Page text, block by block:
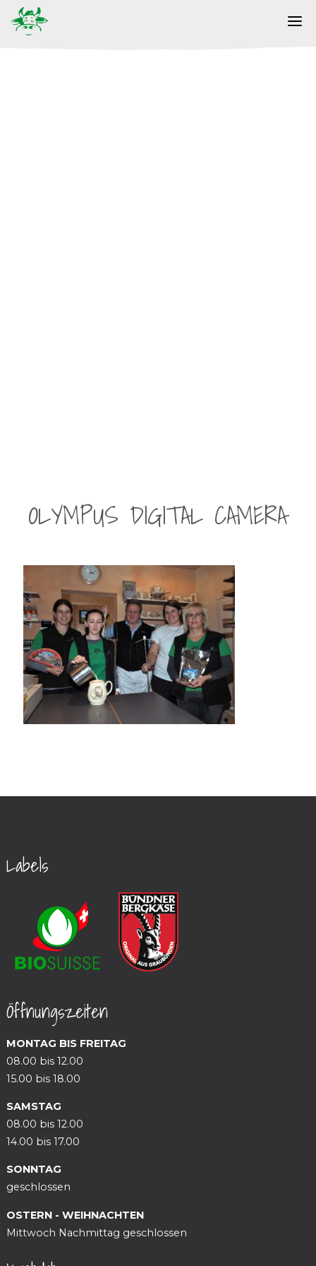
OLYMPUS DIGITAL CAMERA
Labels
Öffnungszeiten
MONTAG BIS FREITAG
08.00 bis 12.00
15.00 bis 18.00
SAMSTAG
08.00 bis 12.00
14.00 bis 17.00
SONNTAG
geschlossen
OSTERN - WEIHNACHTEN
Mittwoch Nachmittag geschlossen